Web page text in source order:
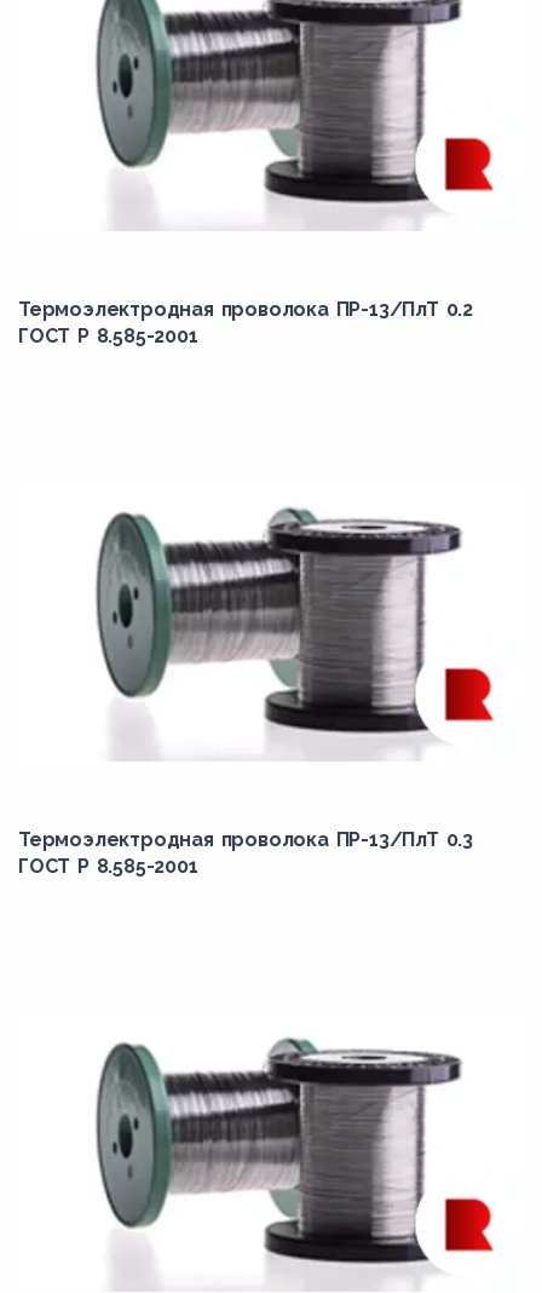
Термоэлектродная проволока ПР-13/ПлТ 0.2
ГОСТ Р 8.585-2001
Термоэлектродная проволока ПР-13/ПлТ 0.3
ГОСТ Р 8.585-2001